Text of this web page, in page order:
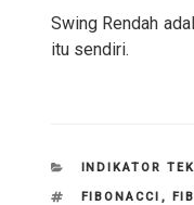
Swing Rendah
itu sendiri.
CATEGORIES
INDIKATOR
TAGS
FIBONACCI ,